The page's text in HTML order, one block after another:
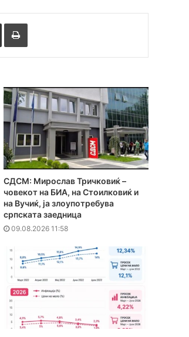
Сподели преку Е-маил Испринтај
СДСМ: Мирослав Тричковиќ –
човекот на БИА, на Стоилковиќ и
на Вучиќ, ја злоупотребува
српската заедница
09.08.2026 11:58